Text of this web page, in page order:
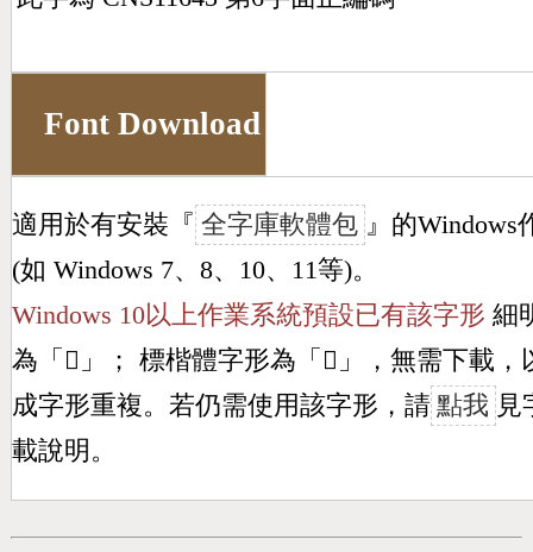
Font Download
適用於有安裝『 全字庫軟體包 』的Windows
(如 Windows 7、8、10、11等)。
Windows 10以上作業系統預設已有該字形 細
為「 𢍄 」； 標楷體字形為「 𢍄 」，無需下載，
成字形重複。若仍需使用該字形，請 點我 見
載說明。